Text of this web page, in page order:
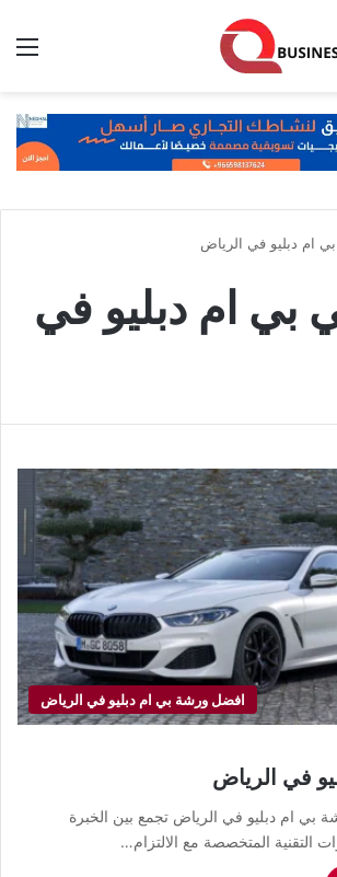
بي ام دبليو في الرياض
بي ام دبليو في
افضل ورشة بي ام دبليو في الرياض
في الرياض
بي ام دبليو في الرياض تجمع بين الخبرة
التقنية المتخصصة مع الالتزام…